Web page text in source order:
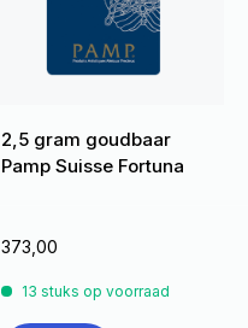
2,5 gram goudbaar
Pamp Suisse Fortuna
373,00
13 stuks op voorraad